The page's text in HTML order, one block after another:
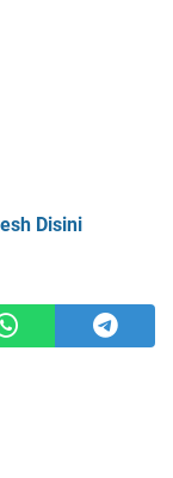
Disini